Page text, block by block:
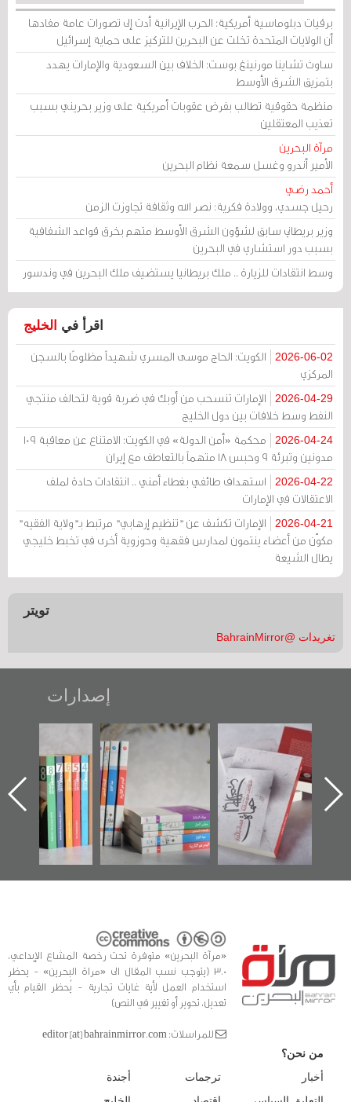
برقيات دبلوماسية أمريكية: الحرب الإيرانية أدت إلى تصورات عامة مفادها
أن الولايات المتحدة تخلت عن البحرين للتركيز على حماية إسرائيل
ساوث تشاينا مورنينغ بوست: الخلاف بين السعودية والإمارات يهدد
بتمزيق الشرق الأوسط
منظمة حقوقية تطالب بفرض عقوبات أمريكية على وزير بحريني بسبب
تعذيب المعتقلين
مرآة البحرين
الأمير أندرو وغسل سمعة نظام البحرين
أحمد رضي
رحيل جسدي، وولادة فكرية: نصر الله وثقافة تجاوزت الزمن
وزير بريطاني سابق لشؤون الشرق الأوسط متهم بخرق قواعد الشفافية
بسبب دور استشاري في البحرين
وسط انتقادات للزيارة .. ملك بريطانيا يستضيف ملك البحرين في وندسور
اقرأ في الخليج
2026-06-02
الكويت: الحاج موسى المسري شهيداً مظلومًا بالسجن
المركزي
2026-04-29
الإمارات تنسحب من أوبك في ضربة قوية لتحالف منتجي
النفط وسط خلافات بين دول الخليج
2026-04-24
محكمة «أمن الدولة» في الكويت: الامتناع عن معاقبة 109
مدونين وتبرئة 9 وحبس 18 متهماً بالتعاطف مع إيران
2026-04-22
استهداف طائفي بغطاء أمني .. انتقادات حادة لملف
الاعتقالات في الإمارات
2026-04-21
الإمارات تكشف عن "تنظيم إرهابي" مرتبط بـ"ولاية الفقيه"
مكوّن من أعضاء ينتمون لمدارس فقهية وحوزوية أخرى في تخبط خليجي
يطال الشيعة
تويتر
تغريدات @BahrainMirror
إصدارات
"حماة الباب الأخير":
الإصدار الأول عن
اعتصام الدراز
وأحداث ساحة
الفداء لمركز أوال
للدراسات والتوثيق
تصنيف موضوعي
للوثائق البريطانية
يقدمه «مركز أوال»
في سلسلة من 5
كتب
تصدر حصاد
الساحات 2019
«مرآة البحرين» متوفرة تحت رخصة المشاع الإبداعي،
3.0 (يتوجب نسب المقال الى «مراة البحرين» - يحظر
استخدام العمل لأية غايات تجارية - يُحظر القيام بأي
تعديل، تحوير أو تغيير في النص)
للمراسلات: editor [at] bahrainmirror.com
من نحن؟
أخبار
ترجمات
أجندة